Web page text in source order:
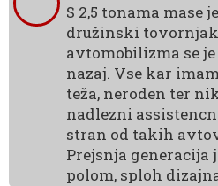
S 2,5 tonama mase
družinski
avtomobilizma se
nazaj. Vse kar
teža, neroden ter
nadlezni
stran od takih
Prejsnja generacija
polom, sploh